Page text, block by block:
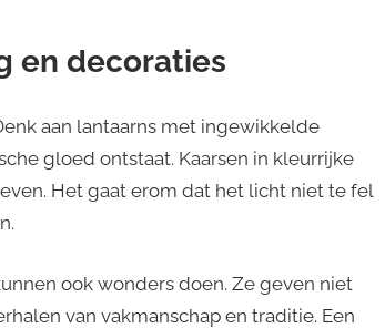
en decoraties
aan lantaarns met ingewikkelde
gloed ontstaat. Kaarsen in kleurrijke
Het gaat erom dat het licht niet te fel
ook wonders doen. Ze geven niet
van vakmanschap en traditie. Een